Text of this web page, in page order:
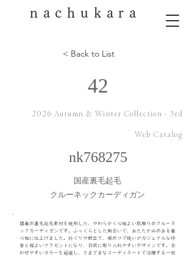
nachukara
< Back to List
42
2026 Autumn & Winter Collection - 3rd
Web Catalog
nk768275
国産裏毛起毛
クルーネックカーディガン
国産の裏毛起毛素材を使用した、やわらかく心地よい肌触りのクルーネ
ックカーディガンです。ふっくらとした風合いで、あたたかみのある着
心地に仕上げました。衿ぐりや前立て、裾のリブ使いがカジュアルな印
象と程よいアクセントになり、日常に取り入れやすいデザインです。合
わせやすいカラーを厳選し、さまざまなコーディネートで活躍する一枚